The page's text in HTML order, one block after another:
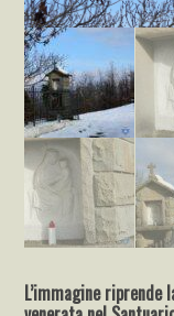
L’immagine